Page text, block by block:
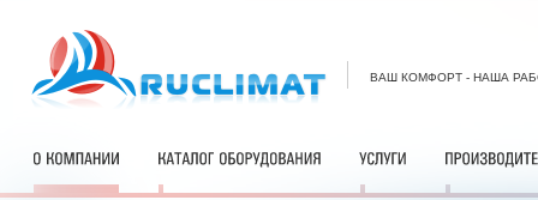
ВАШ КОМФОРТ - НАША